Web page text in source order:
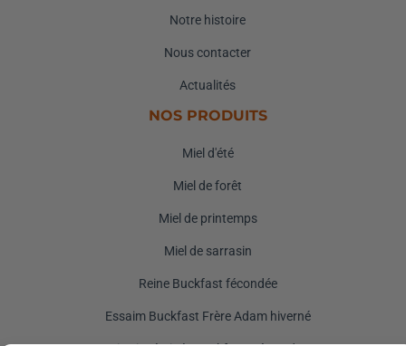
Notre histoire
Nous contacter
Actualités
NOS PRODUITS
Miel d'été
Miel de forêt
Miel de printemps
Miel de sarrasin
Reine Buckfast fécondée
Essaim Buckfast Frère Adam hiverné